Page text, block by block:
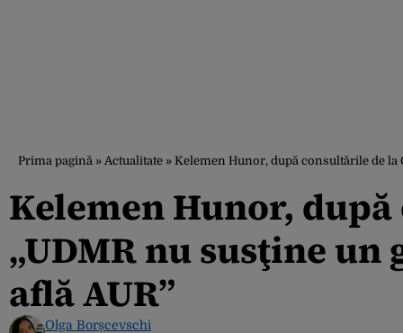
Prima pagină » Actualitate » Kelemen Hunor, după consultările de la
Kelemen Hunor,
„UDMR nu susţine
află AUR”
Olga Borșcevschi